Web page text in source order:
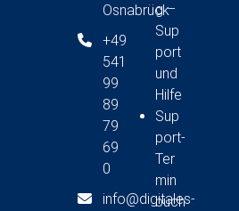
Osnabrück
+49
541
99
89
79
69
0
info@digitales-
g –
Sup
port
und
Hilfe
Sup
port-
Ter
min
buch